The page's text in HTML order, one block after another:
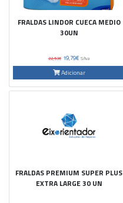
FRALDAS LINDOR CUECA MEDIO
30UN
22,53€ 19,79€ S/Iva
Adicionar
FRALDAS PREMIUM SUPER PLUS
EXTRA LARGE 30 UN